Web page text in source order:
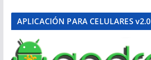
APLICACIÓN PARA CELULARES v2.0